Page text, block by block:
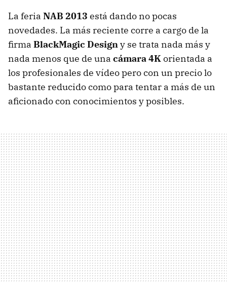
La feria NAB 2013 está dando no pocas
novedades. La más reciente corre a cargo de la
firma BlackMagic Designy se trata nada más y
nada menos que de una cámara 4Korientada a
los profesionales de vídeo pero con un precio lo
bastante reducido como para tentar a más de un
aficionado con conocimientos y posibles.